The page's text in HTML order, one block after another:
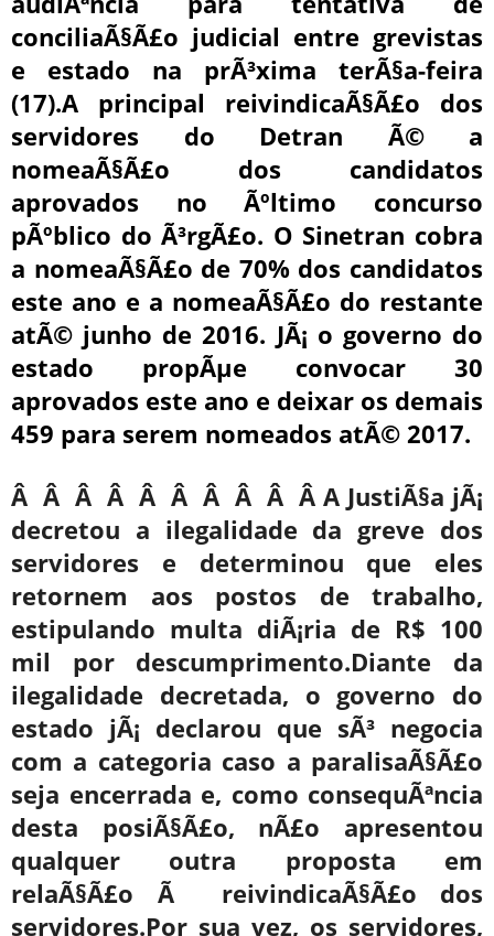
conciliaÃ§Ã£o judicial entre grevistas
e estado na prÃ³xima terÃ§a-feira
(17).A principal reivindicaÃ§Ã£o dos
servidores do Detran Ã© a
nomeaÃ§Ã£o dos candidatos
aprovados no Ãºltimo concurso
pÃºblico do Ã³rgÃ£o. O Sinetran cobra
a nomeaÃ§Ã£o de 70% dos candidatos
este ano e a nomeaÃ§Ã£o do restante
atÃ© junho de 2016. JÃ¡ o governo do
estado propÃµe convocar 30
aprovados este ano e deixar os demais
459 para serem nomeados atÃ© 2017.
Â Â Â Â Â Â Â Â Â Â A JustiÃ§a jÃ¡
decretou a ilegalidade da greve dos
servidores e determinou que eles
retornem aos postos de trabalho,
estipulando multa diÃ¡ria de R$ 100
mil por descumprimento.Diante da
ilegalidade decretada, o governo do
estado jÃ¡ declarou que sÃ³ negocia
com a categoria caso a paralisaÃ§Ã£o
seja encerrada e, como consequÃªncia
desta posiÃ§Ã£o, nÃ£o apresentou
qualquer outra proposta em
relaÃ§Ã£o Ã reivindicaÃ§Ã£o dos
servidores.Por sua vez, os servidores,